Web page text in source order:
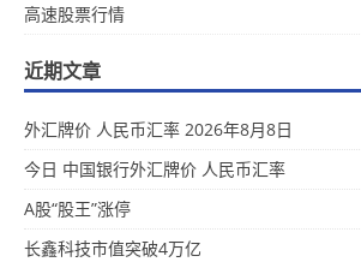
高速股票行情
近期文章
外汇牌价 人民币汇率 2026年8月8日
今日 中国银行外汇牌价 人民币汇率
A股“股王”涨停
长鑫科技市值突破4万亿